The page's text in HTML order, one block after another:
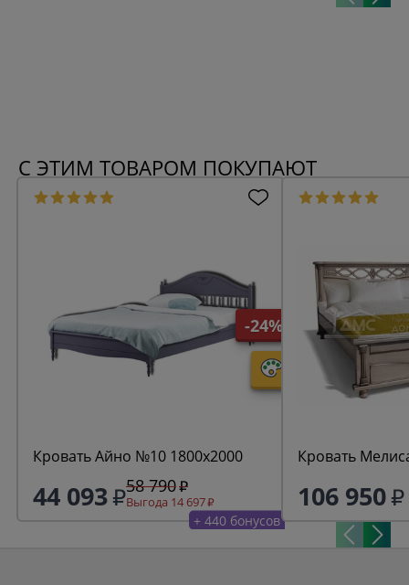
С ЭТИМ ТОВАРОМ ПОКУПАЮТ
-24%
Кровать Айно №10 1800х2000
44 093 58 790
Выгода 14 697
+ 440 бонусов
Кровать
106 950